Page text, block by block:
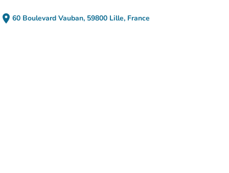
place 60 Boulevard Vauban, 59800 Lille, France
(ouvrir dans Google Maps)
(nouvel onglet)